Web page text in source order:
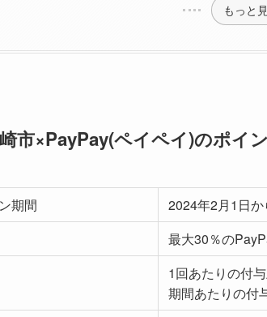
もっと
市×PayPay(ペイペイ)のポイ
期間
2024年2月1日
最大30％の
1回あたりの付
期間あたりの付